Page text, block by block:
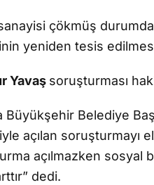
çökmüş
yeniden tesis
Yavaş soruşturması
Büyükşehir Belediye
açılan soruşturmayı
açılmazken sosyal
dedi.